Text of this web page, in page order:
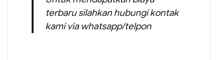
terbaru silahkan hubungi kontak
kami via whatsapp/telpon